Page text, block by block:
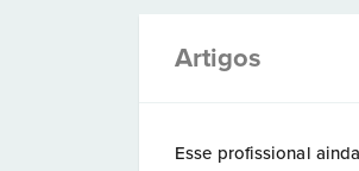
Artigos
Esse profissional